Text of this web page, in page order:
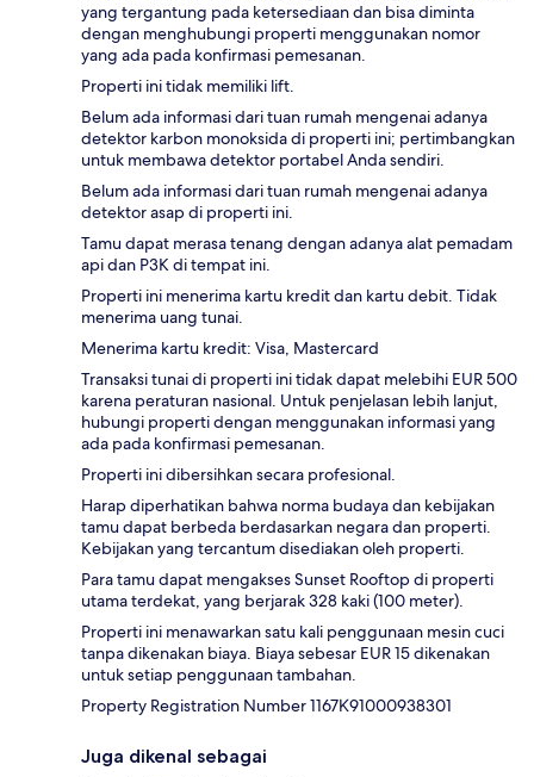
yang tergantung pada ketersediaan dan bisa diminta
dengan menghubungi properti menggunakan nomor
yang ada pada konfirmasi pemesanan.
Properti ini tidak memiliki lift.
Belum ada informasi dari tuan rumah mengenai adanya
detektor karbon monoksida di properti ini; pertimbangkan
untuk membawa detektor portabel Anda sendiri.
Belum ada informasi dari tuan rumah mengenai adanya
detektor asap di properti ini.
Tamu dapat merasa tenang dengan adanya alat pemadam
api dan P3K di tempat ini.
Properti ini menerima kartu kredit dan kartu debit. Tidak
menerima uang tunai.
Menerima kartu kredit: Visa, Mastercard
Transaksi tunai di properti ini tidak dapat melebihi EUR 500
karena peraturan nasional. Untuk penjelasan lebih lanjut,
hubungi properti dengan menggunakan informasi yang
ada pada konfirmasi pemesanan.
Properti ini dibersihkan secara profesional.
Harap diperhatikan bahwa norma budaya dan kebijakan
tamu dapat berbeda berdasarkan negara dan properti.
Kebijakan yang tercantum disediakan oleh properti.
Para tamu dapat mengakses Sunset Rooftop di properti
utama terdekat, yang berjarak 328 kaki (100 meter).
Properti ini menawarkan satu kali penggunaan mesin cuci
tanpa dikenakan biaya. Biaya sebesar EUR 15 dikenakan
untuk setiap penggunaan tambahan.
Property Registration Number 1167Κ91000938301
Juga dikenal sebagai